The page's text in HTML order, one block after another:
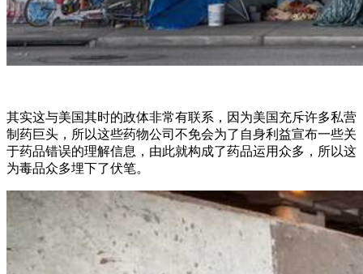
其实这与美国其时的政体非常有联系，因为美国充斥许多私营
制药巨头，所以这些药物公司不免会为了自身利益宣布一些关
于药品错误的理解信息，由此就构成了药品运用众多，所以这
为毒品众多埋下了伏笔。